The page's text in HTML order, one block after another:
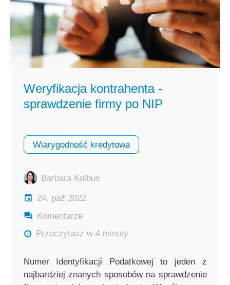
Weryfikacja kontrahenta -
sprawdzenie firmy po NIP
Wiarygodność kredytowa
Barbara Kolbus
24. paź 2022
Komentarze
Przeczytasz w 4 minuty
Numer Identyfikacji Podatkowej to jeden z
najbardziej znanych sposobów na sprawdzenie